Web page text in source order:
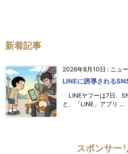
新着記事
2026年8月10日 : ニュ
LINEに誘導される
LINEヤフーは7日、
と、「LINE」アプリ ...
スポンサー